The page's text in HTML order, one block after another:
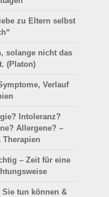
zu Eltern selbst
solange nicht das
(Platon)
Verlauf
Intoleranz?
Allergene? –
Therapien
– Zeit für eine
tun können &